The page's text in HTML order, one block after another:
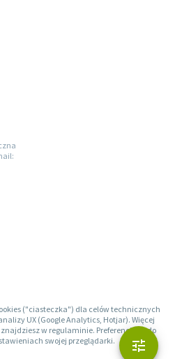
("ciasteczka") dla celów technicznych
UX (Google Analytics, Hotjar). Więcej
w regulaminie. Preferencje co do
swojej przeglądarki.